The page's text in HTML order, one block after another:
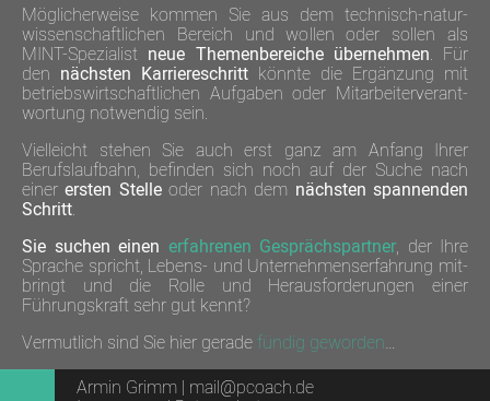
Möglicher­weise kommen Sie aus dem tech­nisch-natur­
wissen­schaftlich­en Bereich und wollen oder sollen als
MINT-Spezia­list neue Themen­bereiche über­nehmen. Für
den nächsten Karriere­schritt könnte die Ergän­zung mit
betriebs­wirtschaft­lichen Auf­gaben oder Mit­arbeiter­verant­
wortung not­wendig sein.
Viel­leicht stehen Sie auch erst ganz am Anfang Ihrer
Berufs­lauf­bahn, befinden sich noch auf der Suche nach
einerersten Stelleoder nach dem nächsten span­nenden
Schritt.
Sie suchen einen erfah­renen Ge­sprächs­partner, der Ihre
Sprache spricht, Lebens- und Unter­nehmens­erfahrung mit­
bringt und die Rolle und Her­aus­forder­ungen einer
Führungs­kraft sehr gut kennt?
Vermut­lich sind Sie hier gerade fündig geworden…
Armin Grimm | mail@pcoach.de